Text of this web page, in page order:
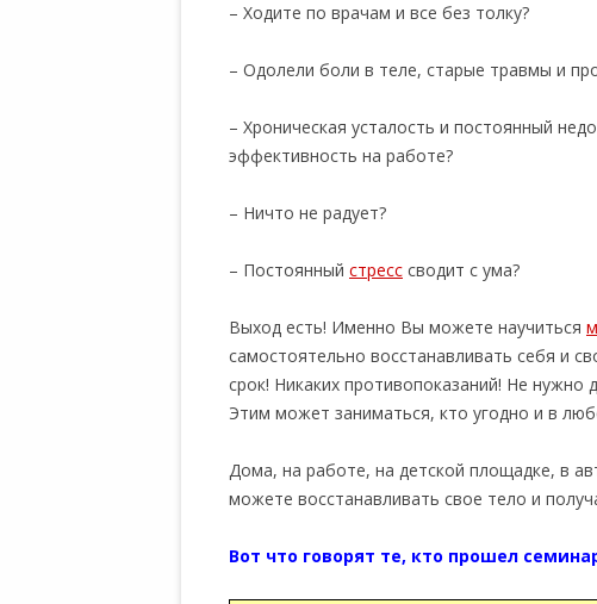
– Ходите по врачам и все без толку?
– Одолели боли в теле, старые травмы и
– Хроническая усталость и постоянный
эффективность на работе?
– Ничто не радует?
– Постоянный стресс сводит с ума?
Выход есть! Именно Вы можете научиться
самостоятельно восстанавливать себя и
срок! Никаких противопоказаний! Не
Этим может заниматься, кто угодно и в
Дома, на работе, на детской площадке, в
можете восстанавливать свое тело и
Вот что говорят те, кто прошел